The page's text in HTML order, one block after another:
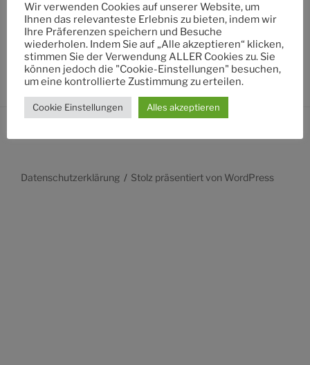
Suche
nach:
Datenschutzerklärung Stolz präsentiert von WordPress
Wir verwenden Cookies auf unserer Website, um
Ihnen das relevanteste Erlebnis zu bieten, indem wir
Ihre Präferenzen speichern und Besuche
wiederholen. Indem Sie auf „Alle akzeptieren“ klicken,
stimmen Sie der Verwendung ALLER Cookies zu. Sie
können jedoch die "Cookie-Einstellungen" besuchen,
um eine kontrollierte Zustimmung zu erteilen.
Cookie Einstellungen Alles akzeptieren